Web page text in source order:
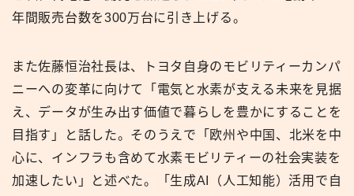
年間販売台数を300万台に引き上げる。
また佐藤恒治社長は、トヨタ自身のモビリティーカンパ
ニーへの変革に向けて「電気と水素が支える未来を見据
え、データが生み出す価値で暮らしを豊かにすることを
目指す」と話した。そのうえで「欧州や中国、北米を中
心に、インフラも含めて水素モビリティーの社会実装を
加速したい」と述べた。「生成AI（人工知能）活用で自